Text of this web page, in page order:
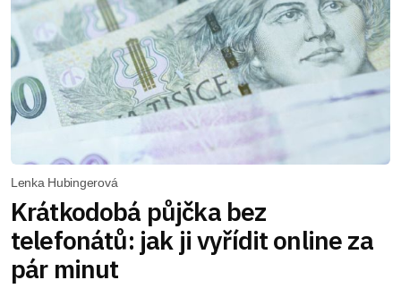
Lenka Hubingerová
Krátkodobá půjčka bez
telefonátů: jak ji vyřídit online za
pár minut